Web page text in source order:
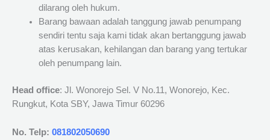
dilarang oleh hukum.
Barang bawaan adalah tanggung jawab penumpang
sendiri tentu saja kami tidak akan bertanggung jawab
atas kerusakan, kehilangan dan barang yang tertukar
oleh penumpang lain.
Head office: Jl. Wonorejo Sel. V No.11, Wonorejo, Kec.
Rungkut, Kota SBY, Jawa Timur 60296
No. Telp: 081802050690